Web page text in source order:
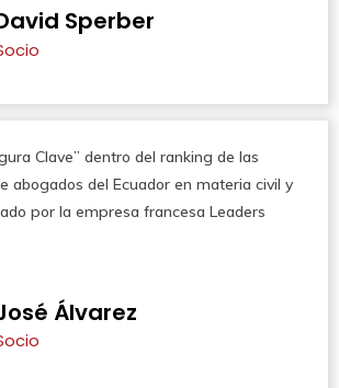
Sperber
Clave” dentro del ranking de las
abogados del Ecuador en materia civil y
por la empresa francesa Leaders
Álvarez